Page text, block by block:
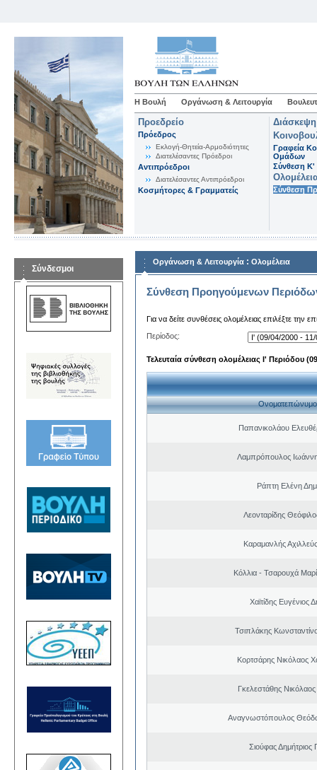
Η Βουλή Οργάνωση & Λειτουργία
Προεδρείο
Πρόεδρος
Εκλογή-Θητεία-Αρμοδιότητες
Διατελέσαντες Πρόεδροι
Αντιπρόεδροι
Διατελέσαντες Αντιπρόεδροι
Κοσμήτορες & Γραμματείς
Γραφεία
Ομάδων
Σύνθεση K'
Σύνθεση
Σύνδεσμοι
Οργάνωση & Λειτουργία : Ολομέλεια
Σύνθεση Προηγούμενων
Για να δείτε συνθέσεις ολομέλειας επιλέξτε την
Περίοδος:
Τελευταία σύνθεση ολομέλειας Ι' Περιόδου
Ονοματεπώνυμο
Παπανικολάου
Λαμπρόπουλος
Ράπτη Ελένη
Λεονταρίδης
Καραμανλής
Κόλλια - Τσαρουχά
Χαϊτίδης Ευγένιος
Τσιπλάκης
Κορτσάρης Νικόλαος
Γκελεστάθης
Αναγνωστόπουλος
Σιούφας Δημήτριος